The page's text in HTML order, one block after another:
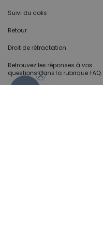
Suivi du colis
Retour
Droit de rétractation
Retrouvez les réponses à vos
questions dans la rubrique FAQ.